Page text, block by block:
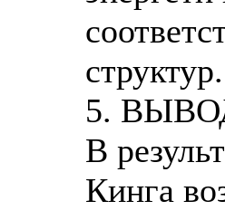
структур.
5.
В
Кинга